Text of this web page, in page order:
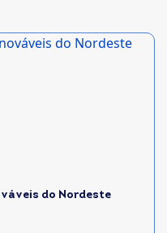
do Nordeste